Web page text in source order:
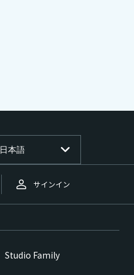
サインイン
日本語
Studio Family